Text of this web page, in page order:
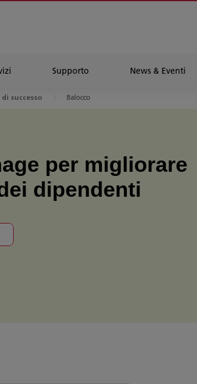
Supporto News & Eventi
di successo Balocco
per migliorare
dipendenti